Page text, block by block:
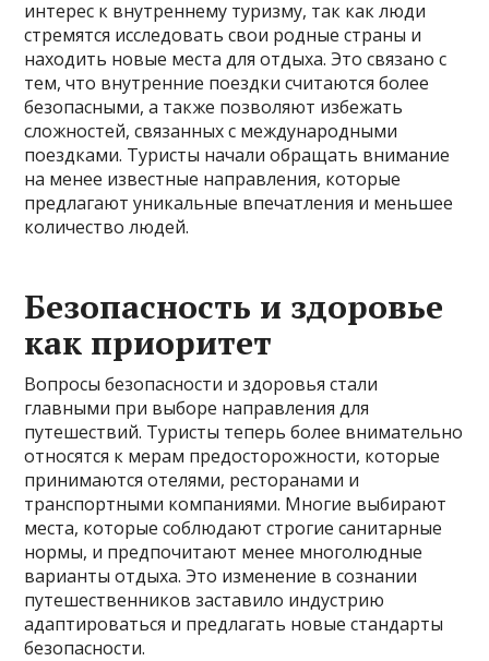
интерес к внутреннему туризму, так как люди
стремятся исследовать свои родные страны и
находить новые места для отдыха. Это связано с
тем, что внутренние поездки считаются более
безопасными, а также позволяют избежать
сложностей, связанных с международными
поездками. Туристы начали обращать внимание
на менее известные направления, которые
предлагают уникальные впечатления и меньшее
количество людей.
Безопасность и здоровье
как приоритет
Вопросы безопасности и здоровья стали
главными при выборе направления для
путешествий. Туристы теперь более внимательно
относятся к мерам предосторожности, которые
принимаются отелями, ресторанами и
транспортными компаниями. Многие выбирают
места, которые соблюдают строгие санитарные
нормы, и предпочитают менее многолюдные
варианты отдыха. Это изменение в сознании
путешественников заставило индустрию
адаптироваться и предлагать новые стандарты
безопасности.